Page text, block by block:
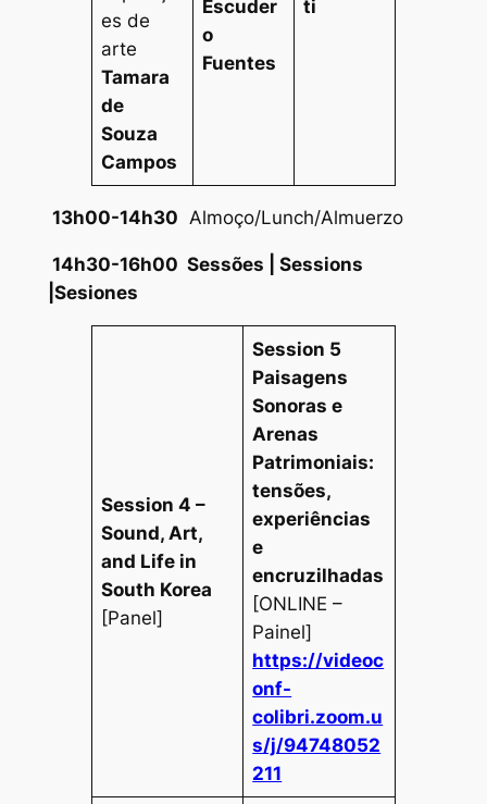
es de
arte
Tamara
de
Souza
Campos
Escuder
o
Fuentes
ti
13h00-14h30 Almoço/Lunch/Almuerzo
14h30-16h00 Sessões | Sessions
|Sesiones
Session 4 –
Sound, Art,
and Life in
South Korea
[Panel]
Session 5
Paisagens
Sonoras e
Arenas
Patrimoniais:
tensões,
experiências
e
encruzilhadas
[ONLINE –
Painel]
https://videoc
onf-
colibri.zoom.u
s/j/94748052
211